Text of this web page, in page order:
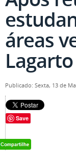
áreas
Lagarto
Publicado: Sexta, 13 de
Save